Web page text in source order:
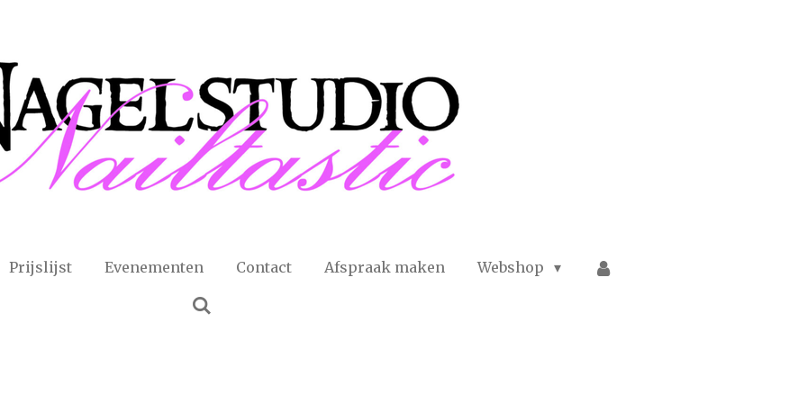
Prijslijst Evenementen Contact Afspraak maken Webshop